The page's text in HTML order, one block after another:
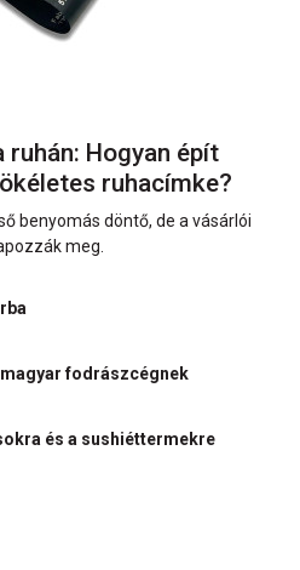
Hogyan épít
ruhacímke?
benyomás döntő, de a vásárlói
meg.
fodrászcégnek
és a sushiéttermekre